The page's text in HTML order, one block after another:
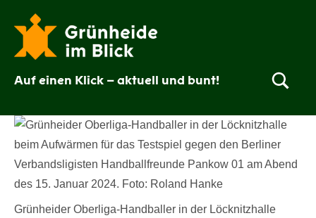
Inhalt
springen
Grünheide
im
Blick
Auf einen Klick – aktuell und bunt!
Grünheider Oberliga-Handballer in der Löcknitzhalle